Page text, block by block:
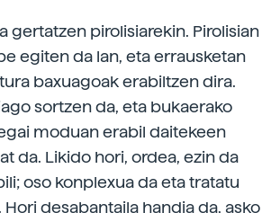
gertatzen pirolisiarekin. Pirolisian
egiten da lan, eta errausketan
baxuagoak erabiltzen dira.
sortzen da, eta bukaerako
moduan erabil daitekeen
da. Likido hori, ordea, ezin da
oso konplexua da eta tratatu
desabantaila handia da, asko